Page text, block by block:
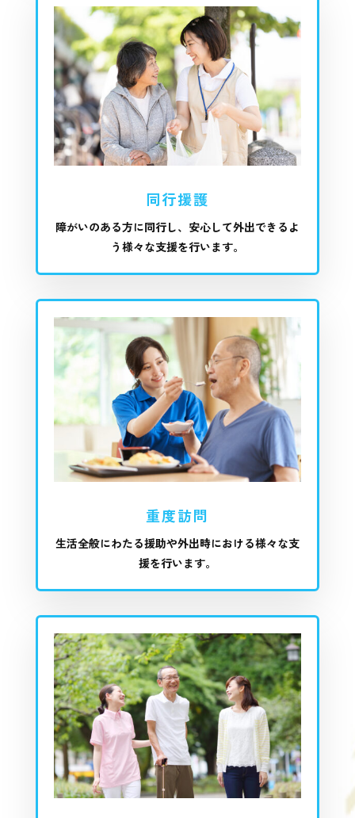
同行援護
障がいのある方に同行し、安心して外出できるよ
う様々な支援を行います。
重度訪問
生活全般にわたる援助や外出時における様々な支
援を行います。